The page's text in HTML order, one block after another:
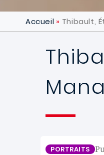
Accueil Thibault,
PORTRAITS